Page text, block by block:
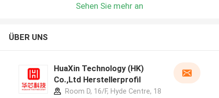
Sehen Sie mehr an
ÜBER UNS
HuaXin Technology (HK)
Co.,Ltd Herstellerprofil
Room D, 16/F, Hyde Centre, 18